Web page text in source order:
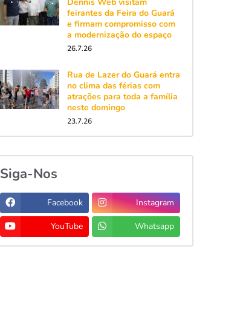
feirantes da Feira do Guará
e firmam compromisso com
a modernização do espaço
26.7.26
Rua de Lazer do Guará entra
no clima das férias com
atrações para toda a família
neste domingo
23.7.26
Siga-Nos
Facebook Instagram
YouTube Whatsapp